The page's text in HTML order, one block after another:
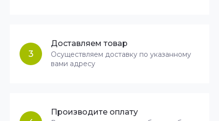
3
Доставляем товар
Осуществляем доставку по указанному
вами адресу
Производите оплату